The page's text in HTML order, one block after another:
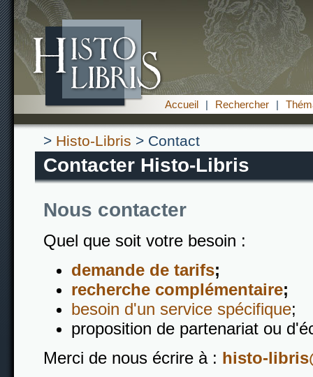
Accueil | Rechercher |
> Histo-Libris > Contact
Contacter Histo-Libris
Nous contacter
Quel que soit votre besoin :
demande de tarifs;
recherche complémentaire;
besoin d'un service spécifique;
proposition de partenariat ou
Merci de nous écrire à : histo-